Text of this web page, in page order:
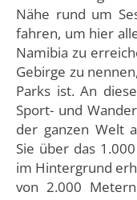
Nähe rund um
fahren, um hier
Namibia zu
Gebirge zu
Parks ist. An
Sport- und
der ganzen Welt
Sie über das
im Hintergrund
von 2.000